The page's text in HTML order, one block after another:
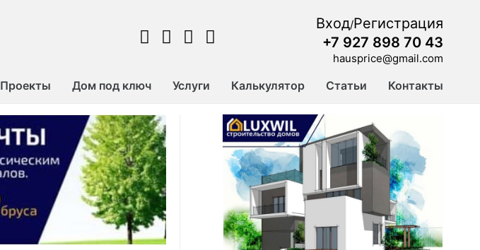
Вход/Регистрация
+7 927 898 70 43
hausprice@gmail.com
Проекты Дом под ключ Услуги Калькулятор Статьи Контакты